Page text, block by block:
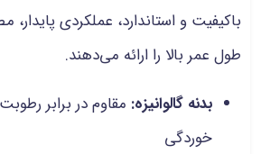
باکیفیت و استاندارد، عملکردی پایدار،
طول عمر بالا را ارائه می‌دهند.
بدنه گالوانیزه: مقاوم در برابر
خوردگی